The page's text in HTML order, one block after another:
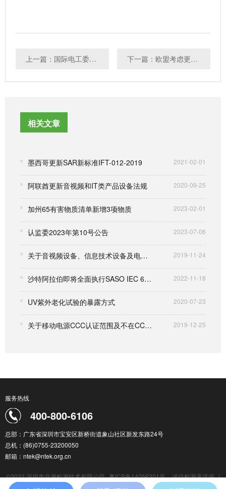
上一篇：国际电工委员会发布自动售货机标准IEC 63252:2020 下一篇：欧盟考虑更新安全指令
相关文章
墨西哥更新SAR新标准IFT-012-2019 2021-02-01
阿联酋更新音视频和IT类产品设备法规 2020-09-25
加州65有害物质清单新增3项物质 2023-02-01
认监委2023年第10号公告 2023-07-06
关于音视频设备、信息技术设备及电信终端设备用锂电池TC03决议执行以及认证问题汇编 2019-11-24
沙特阿拉伯即将全面执行SASO IEC 62368-1:2020标准 2022-11-18
UV紫外老化试验的暴露方式 2020-07-23
关于移动电源CCC认证范围及不在CCC认证范围的安全认证标准解读 2019-12-25
服务热线
400-800-6106
总部：广东省深圳市宝安区新桥街道象山社区新发东路24号
总机：(86)0755-23200050
邮箱：ntek@ntek.org.cn
©2022 深圳市北测检测技术有限公司 粤ICP备14056301号 诚信检测承诺书 |
|